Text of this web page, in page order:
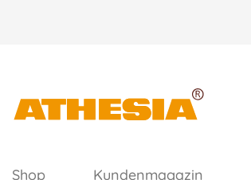
Shop Kundenmagazin